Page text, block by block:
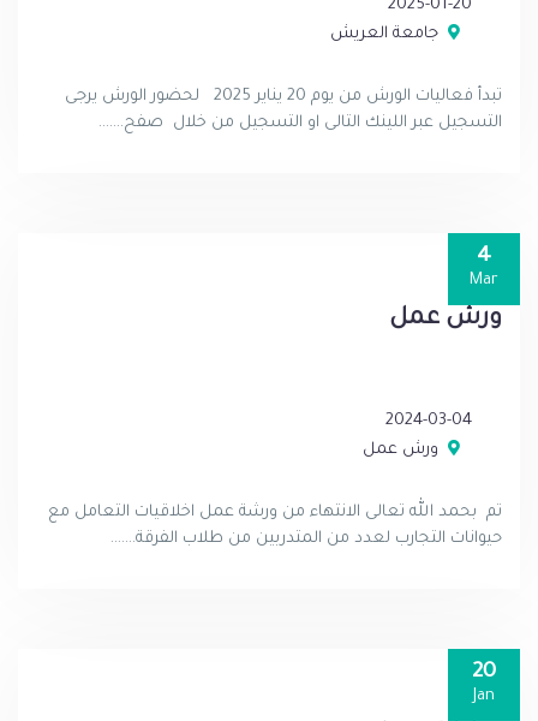
2025-01-20
جامعة العريش
تبدأ فعاليات الورش من يوم 20 يناير 2025 لحضور الورش يرجى
التسجيل عبر اللينك التالى او التسجيل من خلال صفح.......
ورش عمل
2024-03-04
ورش عمل
تم بحمد الله تعالى الانتهاء من ورشة عمل اخلاقيات التعامل مع
حيوانات التجارب لعدد من المتدربين من طلاب الفرقة.......
4
Mar
20
Jan